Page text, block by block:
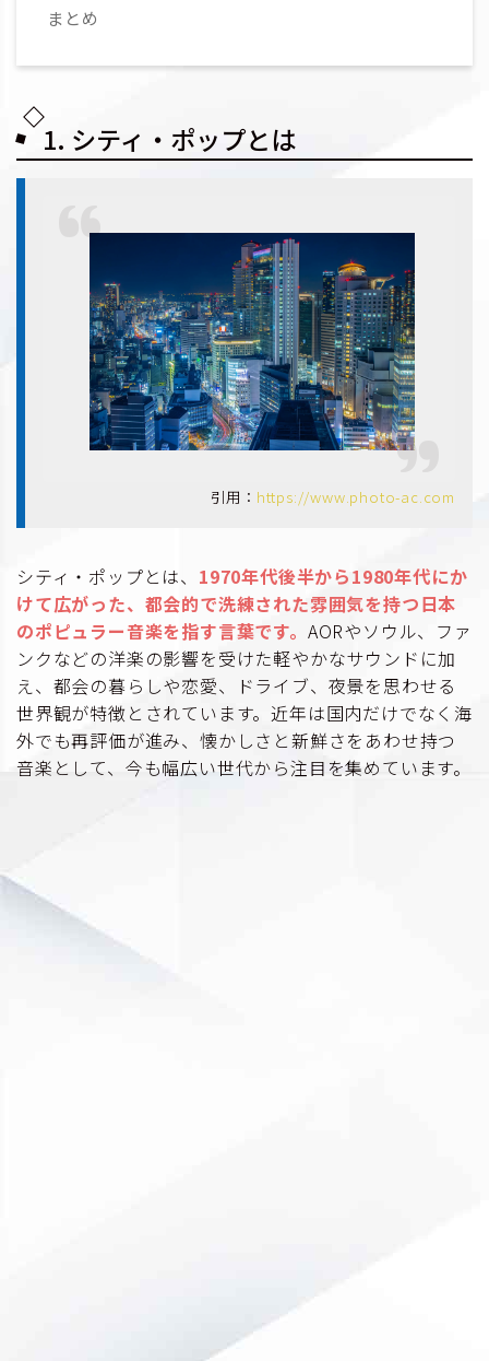
まとめ
1. シティ・ポップとは
引用： https://www.photo-ac.com
シティ・ポップとは、 1970年代後半から1980年代にか
けて広がった、都会的で洗練された雰囲気を持つ日本
のポピュラー音楽を指す言葉です。 AORやソウル、ファ
ンクなどの洋楽の影響を受けた軽やかなサウンドに加
え、都会の暮らしや恋愛、ドライブ、夜景を思わせる
世界観が特徴とされています。近年は国内だけでなく海
外でも再評価が進み、懐かしさと新鮮さをあわせ持つ
音楽として、今も幅広い世代から注目を集めています。